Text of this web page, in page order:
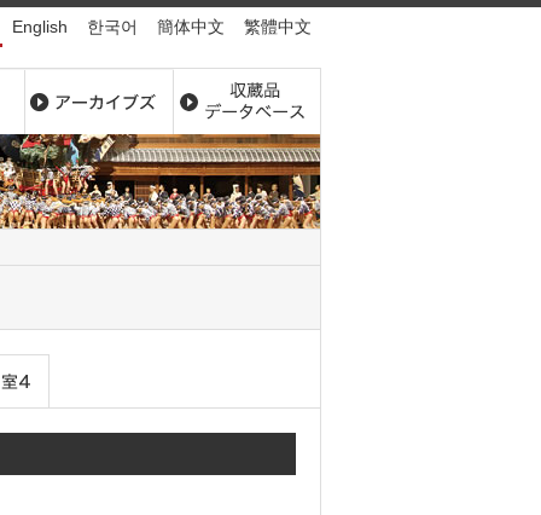
English 한국어 簡体中文 繁體中文